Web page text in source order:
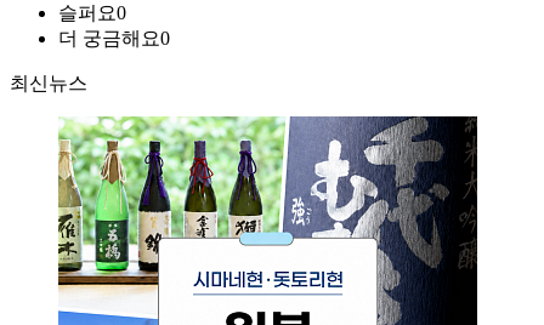
슬퍼요0
더 궁금해요0
최신뉴스